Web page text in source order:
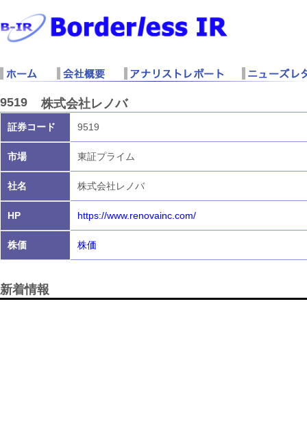
9519 株式会社レノバ
証券コード 9519
市場 東証プライム
社名 株式会社レノバ
HP https://www.renovainc.com/
株価 株価
新着情報